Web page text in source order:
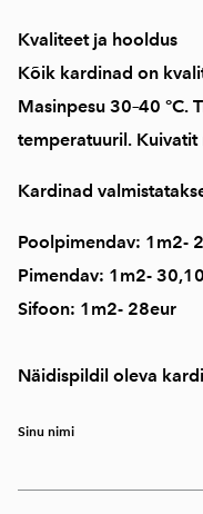
Kvaliteet ja hooldus
Kõik kardinad on
Masinpesu 30–40 °C.
temperatuuril.
Kardinad
Poolpimendav: 1m2-
Pimendav: 1m2-
Sifoon: 1m2- 28eur
Näidispildil oleva
Sinu nimi